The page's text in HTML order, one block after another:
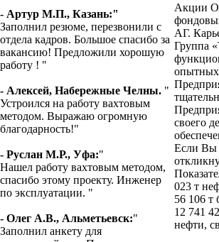
- Артур М.П., Казань:"
Заполнил резюме, перезвонили с
отдела кадров. Большое спасибо за
вакансию! Предложили хорошую
работу ! "
- Алексей, Набережные Челны. "
Устроился на работу вахтовым
методом. Выражаю огромную
благодарность!"
- Руслан М.Р., Уфа:"
Нашел работу вахтовым методом,
спасибо этому проекту. Инженер
по эксплуатации. "
- Олег А.В., Альметьевск:"
Заполнил анкету для
Акции
АГ.
Группа
опытных
своего
Если Вы
023 т
56 106 т
12 741
нефти,